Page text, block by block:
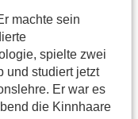
machte sein
spielte zwei
und studiert jetzt
Er war es
die Kinnhaare